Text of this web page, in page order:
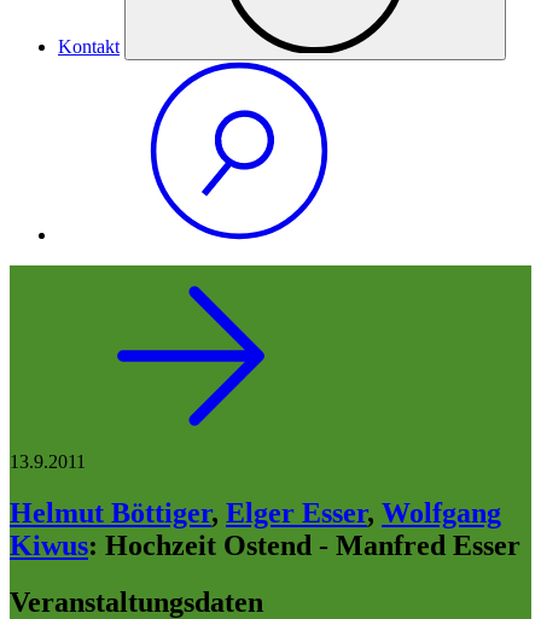
Kontakt
13.9.2011
Helmut Böttiger, Elger Esser, Wolfgang
Kiwus: Hochzeit Ostend - Manfred Esser
Veranstaltungsdaten